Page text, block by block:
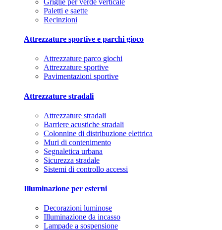
Paletti e saette
Recinzioni
Attrezzature sportive e parchi gioco
Attrezzature parco giochi
Attrezzature sportive
Pavimentazioni sportive
Attrezzature stradali
Attrezzature stradali
Barriere acustiche stradali
Colonnine di distribuzione elettrica
Muri di contenimento
Segnaletica urbana
Sicurezza stradale
Sistemi di controllo accessi
Illuminazione per esterni
Decorazioni luminose
Illuminazione da incasso
Lampade a sospensione